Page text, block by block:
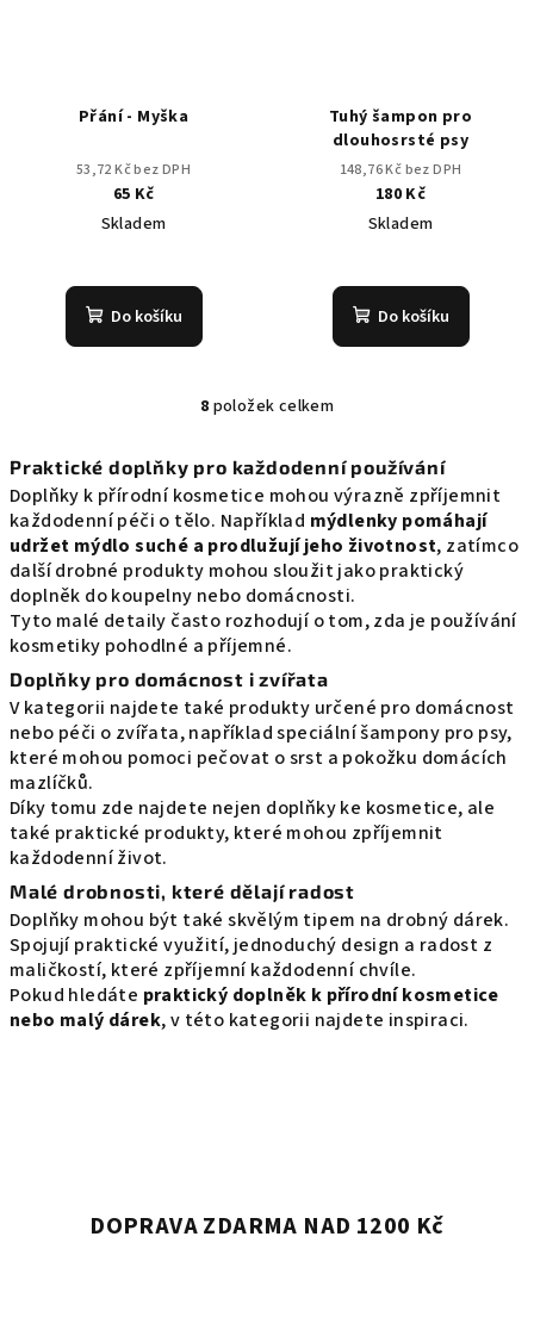
Přání - Myška
53,72 Kč bez DPH
65 Kč
Skladem
Do košíku
Tuhý šampon pro
dlouhosrsté psy
148,76 Kč bez DPH
180 Kč
Skladem
hodnocení
produktu
Do košíku
O
l
á
d
a
c
í
p
v
k
y
ý
p
s
u
8 položek celkem
Praktické doplňky pro každodenní používání
Doplňky k přírodní kosmetice mohou výrazně zpříjemnit
každodenní péči o tělo. Například mýdlenky pomáhají
udržet mýdlo suché a prodlužují jeho životnost, zatímco
další drobné produkty mohou sloužit jako praktický
doplněk do koupelny nebo domácnosti.
Tyto malé detaily často rozhodují o tom, zda je používání
kosmetiky pohodlné a příjemné.
Doplňky pro domácnost i zvířata
V kategorii najdete také produkty určené pro domácnost
nebo péči o zvířata, například speciální šampony pro psy,
které mohou pomoci pečovat o srst a pokožku domácích
mazlíčků.
Díky tomu zde najdete nejen doplňky ke kosmetice, ale
také praktické produkty, které mohou zpříjemnit
každodenní život.
Malé drobnosti, které dělají radost
Doplňky mohou být také skvělým tipem na drobný dárek.
Spojují praktické využití, jednoduchý design a radost z
maličkostí, které zpříjemní každodenní chvíle.
Pokud hledáte praktický doplněk k přírodní kosmetice
nebo malý dárek, v této kategorii najdete inspiraci.
DOPRAVA ZDARMA NAD 1200 Kč